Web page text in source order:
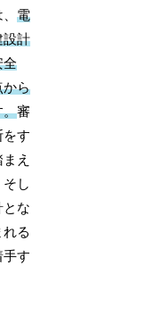
、電
設計
全
から
。審
をす
え
し
とな
る
手す